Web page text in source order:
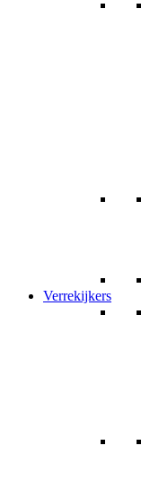
Verrekijkers